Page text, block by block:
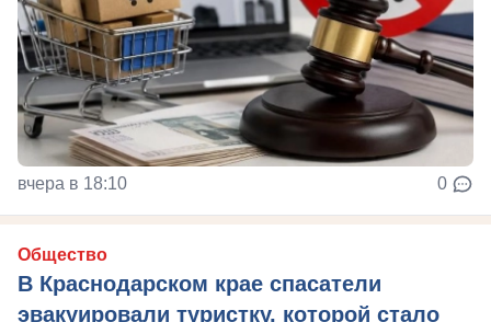
вчера в 18:10 0
Общество
В Краснодарском крае спасатели
эвакуировали туристку, которой стало